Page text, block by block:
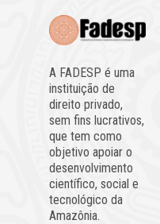
A FADESP é uma
instituição de
direito privado,
sem fins lucrativos,
que tem como
objetivo apoiar o
desenvolvimento
científico, social e
tecnológico da
Amazônia.